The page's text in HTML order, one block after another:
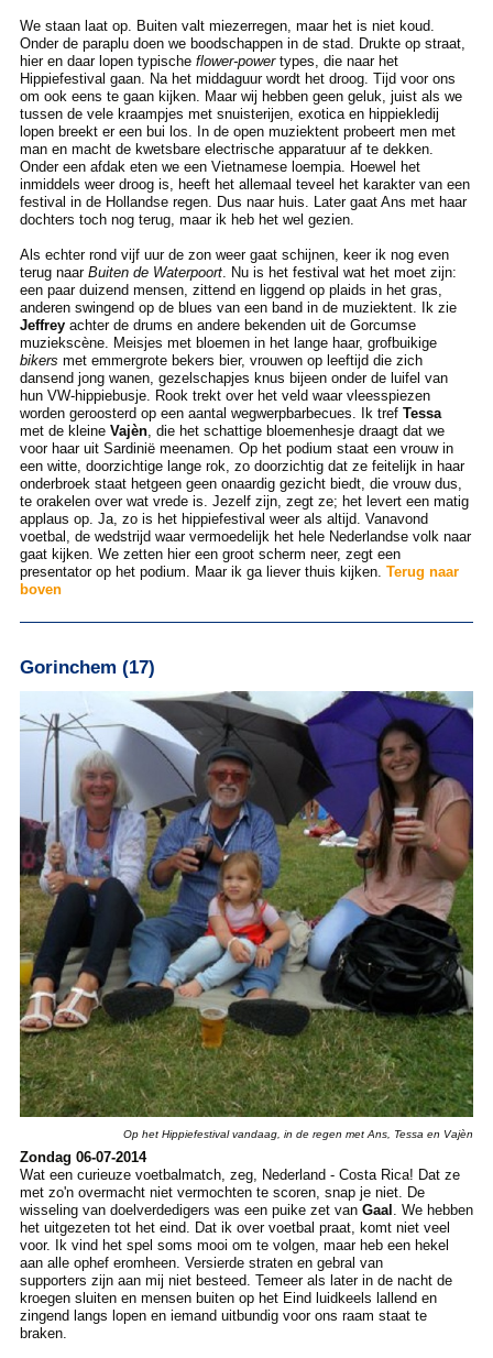
We staan laat op. Buiten valt miezerregen, maar het is niet koud.
Onder de paraplu doen we boodschappen in de stad. Drukte op straat,
hier en daar lopen typische flower-powertypes, die naar het
Hippiefestival gaan. Na het middaguur wordt het droog. Tijd voor ons
om ook eens te gaan kijken. Maar wij hebben geen geluk, juist als we
tussen de vele kraampjes met snuisterijen, exotica en hippiekledij
lopen breekt er een bui los. In de open muziektent probeert men met
man en macht de kwetsbare electrische apparatuur af te dekken.
Onder een afdak eten we een Vietnamese loempia. Hoewel het
inmiddels weer droog is, heeft het allemaal teveel het karakter van een
festival in de Hollandse regen. Dus naar huis. Later gaat Ans met haar
dochters toch nog terug, maar ik heb het wel gezien.
Als echter rond vijf uur de zon weer gaat schijnen, keer ik nog even
terug naar Buiten de Waterpoort. Nu is het festival wat het moet zijn:
een paar duizend mensen, zittend en liggend op plaids in het gras,
anderen swingend op de blues van een band in de muziektent. Ik zie
Jeffreyachter de drums en andere bekenden uit de Gorcumse
muziekscène. Meisjes met bloemen in het lange haar, grofbuikige
bikers met emmergrote bekers bier, vrouwen op leeftijd die zich
dansend jong wanen, gezelschapjes knus bijeen onder de luifel van
hun VW-hippiebusje. Rook trekt over het veld waar vleesspiezen
worden geroosterd op een aantal wegwerpbarbecues. Ik tref Tessa
met de kleine Vajèn, die het schattige bloemenhesje draagt dat we
voor haar uit Sardinië meenamen. Op het podium staat een vrouw in
een witte, doorzichtige lange rok, zo doorzichtig dat ze feitelijk in haar
onderbroek staat hetgeen geen onaardig gezicht biedt, die vrouw dus,
te orakelen over wat vrede is. Jezelf zijn, zegt ze; het levert een matig
applaus op. Ja, zo is het hippiefestival weer als altijd. Vanavond
voetbal, de wedstrijd waar vermoedelijk het hele Nederlandse volk naar
gaat kijken. We zetten hier een groot scherm neer, zegt een
presentator op het podium. Maar ik ga liever thuis kijken. Terug naar
boven
Gorinchem (17)
Op het Hippiefestival vandaag, in de regen met Ans, Tessa en Vajèn
Zondag 06-07-2014
Wat een curieuze voetbalmatch, zeg, Nederland - Costa Rica! Dat ze
met zo'n overmacht niet vermochten te scoren, snap je niet. De
wisseling van doelverdedigers was een puike zet van Gaal . We hebben
het uitgezeten tot het eind. Dat ik over voetbal praat, komt niet veel
voor. Ik vind het spel soms mooi om te volgen, maar heb een hekel
aan alle ophef eromheen. Versierde straten en gebral van
supporters zijn aan mij niet besteed. Temeer als later in de nacht de
kroegen sluiten en mensen buiten op het Eind luidkeels lallend en
zingend langs lopen en iemand uitbundig voor ons raam staat te
braken.